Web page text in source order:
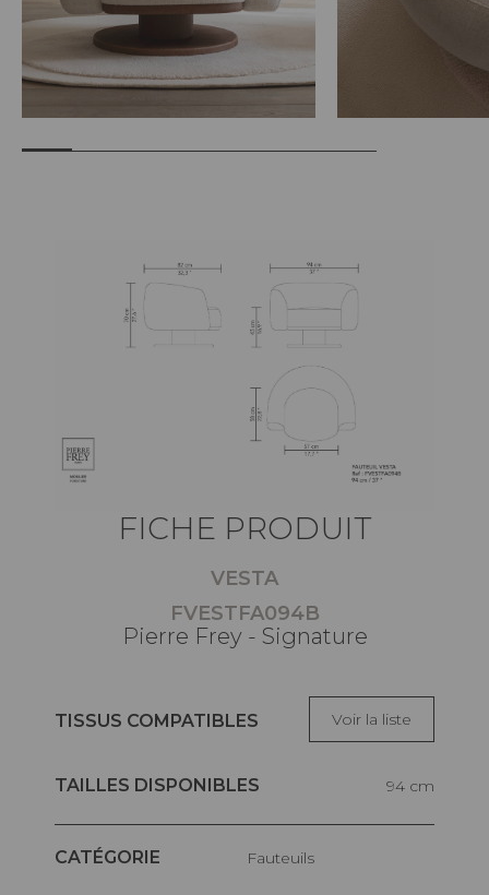
FICHE PRODUIT
VESTA
FVESTFA094B
Pierre Frey - Signature
TISSUS COMPATIBLES Voir la liste
TAILLES DISPONIBLES 94 cm
CATÉGORIE Fauteuils